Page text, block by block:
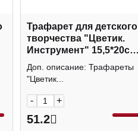
Трафарет для детского
творчества "Цветик.
Инструмент" 15,5*20см
2091291418 Невская
палитра
Доп. описание: Трафареты
"Цветик...
- +
51.2